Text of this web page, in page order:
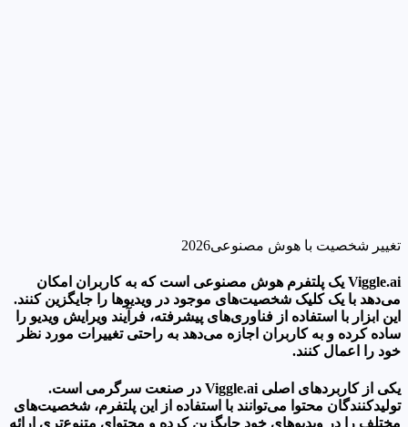
تغییر شخصیت با هوش مصنوعی2026
Viggle.ai یک پلتفرم هوش مصنوعی است که به کاربران امکان
می‌دهد با یک کلیک شخصیت‌های موجود در ویدیوها را جایگزین کنند.
این ابزار با استفاده از فناوری‌های پیشرفته، فرآیند ویرایش ویدیو را
ساده کرده و به کاربران اجازه می‌دهد به راحتی تغییرات مورد نظر
خود را اعمال کنند.
یکی از کاربردهای اصلی Viggle.ai در صنعت سرگرمی است.
تولیدکنندگان محتوا می‌توانند با استفاده از این پلتفرم، شخصیت‌های
مختلف را در ویدیوهای خود جایگزین کرده و محتوای متنوع‌تری ارائه